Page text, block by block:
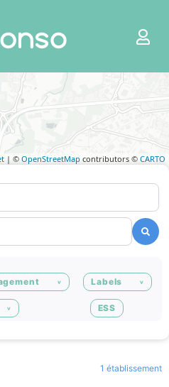
| © OpenStreetMap contributors © CARTO
Labels
ESS
1 établissement